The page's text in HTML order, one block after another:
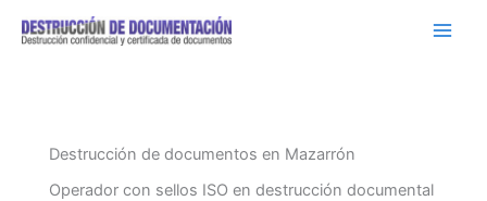
Destrucción de documentos en Mazarrón
Operador con sellos ISO en destrucción documental